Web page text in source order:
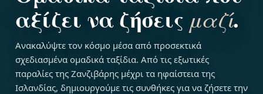
αξίζει να ζήσεις μαζί.
Ανακαλύψτε τον κόσμο μέσα από προσεκτικά
σχεδιασμένα ομαδικά ταξίδια. Από τις εξωτικές
παραλίες της Ζανζιβάρης μέχρι τα ηφαίστεια της
Ισλανδίας, δημιουργούμε τις συνθήκες για να ζήσετε την